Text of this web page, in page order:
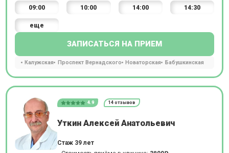
09:00 10:00 14:00 14:30
еще
ЗАПИСАТЬСЯ НА ПРИЕМ
Калужская Проспект Вернадского Новаторская Бабушкинская
4.9 14 отзывов
Уткин Алексей Анатольевич
Стаж 39 лет